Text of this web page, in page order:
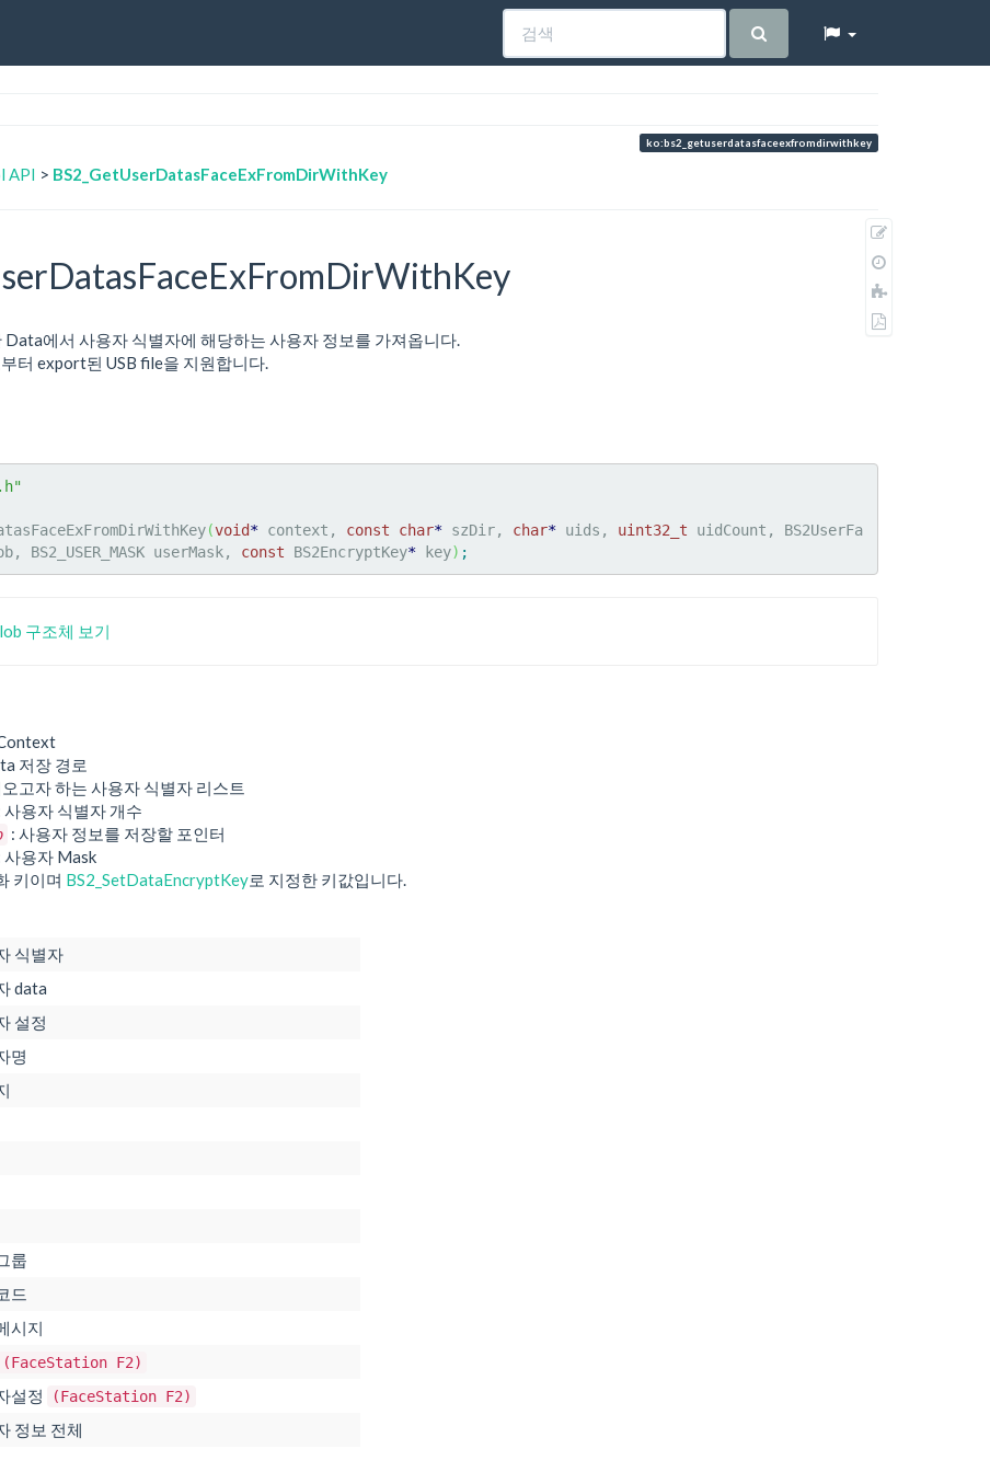
ko:bs2_getuserdatasfaceexfromdirwithkey
API > BS2_GetUserDatasFaceExFromDirWithKey
Data에서 사용자 식별자에 해당하는 사용자 정보를 가져옵니다.
터 export된 USB file을 지원합니다.
(void* context, const char* szDir, char* uids, uint32_t uidCount, BS2UserFa
BS2_USER_MASK userMask, const BS2EncryptKey* key) ;
구조체 보기
저장 경로
고자 하는 사용자 식별자 리스트
사용자 식별자 개수
: 사용자 정보를 저장할 포인터
사용자 Mask
키이며 BS2_SetDataEncryptKey로 지정한 키값입니다.
식별자
data
설정
명
룹
드
시지
(FaceStation F2)
설정 (FaceStation F2)
정보 전체